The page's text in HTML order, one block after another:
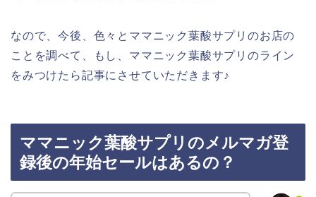
なので、今後、色々とママニック葉酸サプリのお店の
ことを調べて、もし、ママニック葉酸サプリのライン
をみつけたら記事にさせていただきます♪
ママニック葉酸サプリのメルマガ登
録後の年始セールはあるの？